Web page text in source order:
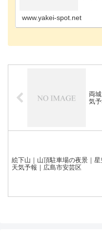
www.yakei-spot.net
両
気
絵下山｜山頂駐車場の夜景｜星
天気予報｜広島市安芸区